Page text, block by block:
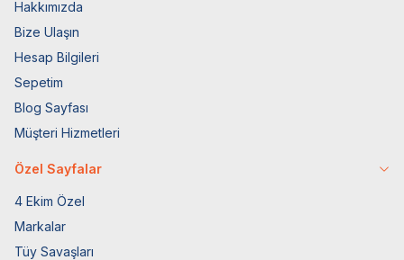
Hakkımızda
Bize Ulaşın
Hesap Bilgileri
Sepetim
Blog Sayfası
Müşteri Hizmetleri
Özel Sayfalar
4 Ekim Özel
Markalar
Tüy Savaşları